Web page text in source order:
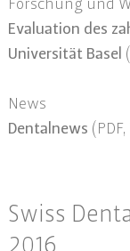
Forschung und
Evaluation des
Universität Basel
News
Dentalnews
Swiss